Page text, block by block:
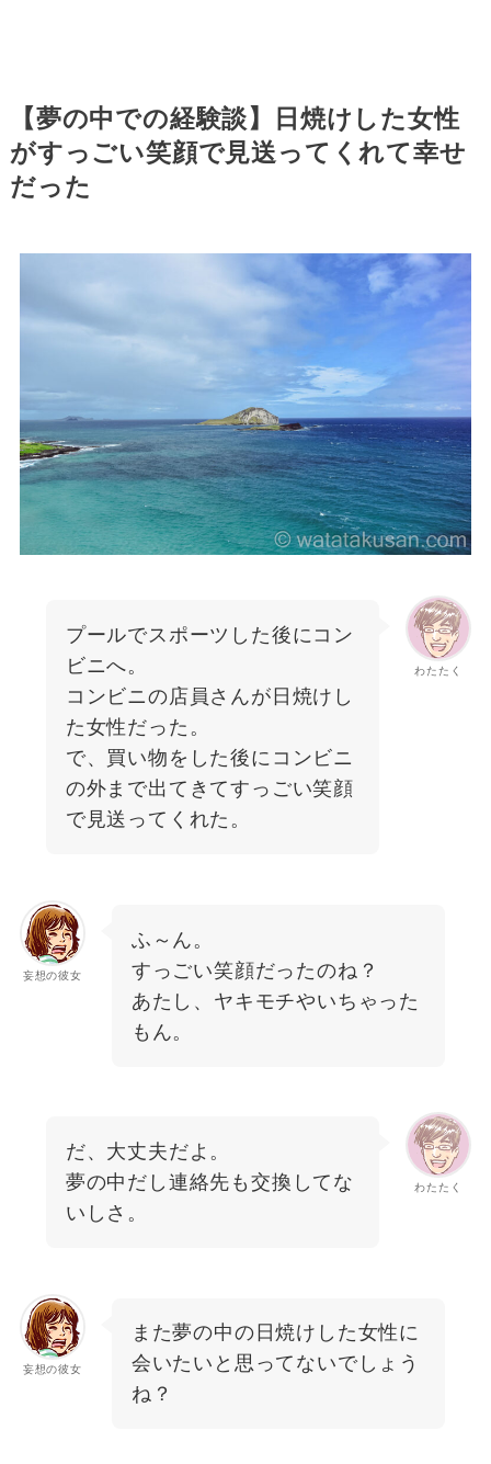
【夢の中での経験談】日焼けした女性
がすっごい笑顔で見送ってくれて幸せ
だった
わたたく
プールでスポーツした後にコン
ビニへ。
コンビニの店員さんが日焼けし
た女性だった。
で、買い物をした後にコンビニ
の外まで出てきてすっごい笑顔
で見送ってくれた。
妄想の彼女
ふ～ん。
すっごい笑顔だったのね？
あたし、ヤキモチやいちゃった
もん。
わたたく
だ、大丈夫だよ。
夢の中だし連絡先も交換してな
いしさ。
妄想の彼女
また夢の中の日焼けした女性に
会いたいと思ってないでしょう
ね？